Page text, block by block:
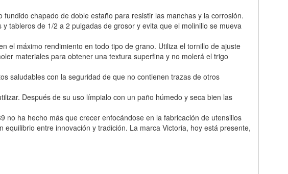
chapado de doble estaño para resistir las manchas y la corrosión.
tableros de 1/2 a 2 pulgadas de grosor y evita que el molinillo se mueva
el máximo rendimiento en todo tipo de grano. Utiliza el tornillo de ajuste
materiales para obtener una textura superfina y no molerá el trigo
saludables con la seguridad de que no contienen trazas de otros
Después de su uso límpialo con un paño húmedo y seca bien las
ha hecho más que crecer enfocándose en la fabricación de utensilios
entre innovación y tradición. La marca Victoria, hoy está presente,